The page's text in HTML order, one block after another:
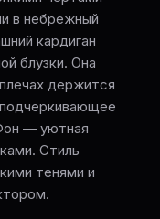
в небрежный
кардиган
блузки. Она
держится
— уютная
Стиль
тенями и